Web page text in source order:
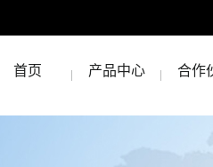
首页 产品中心 合作